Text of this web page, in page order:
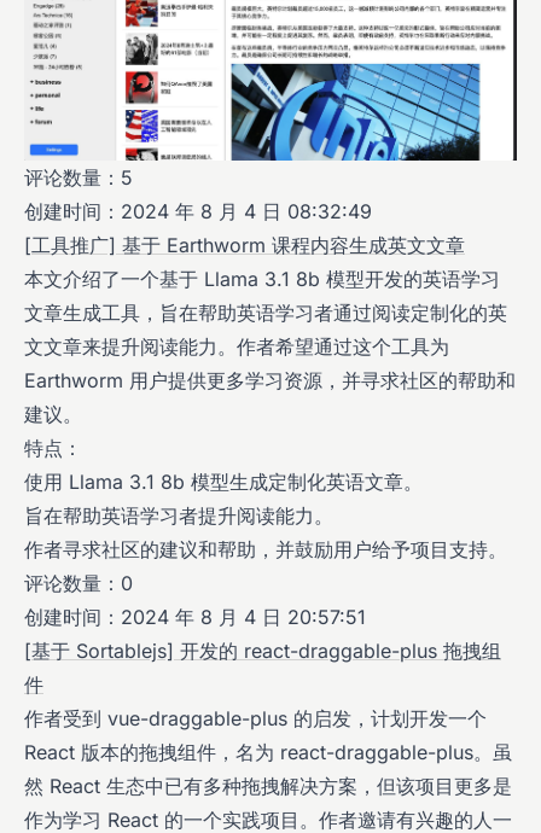
评论数量：5
创建时间：2024 年 8 月 4 日 08:32:49
[工具推广] 基于 Earthworm 课程内容生成英文文章
本文介绍了一个基于 Llama 3.1 8b 模型开发的英语学习
文章生成工具，旨在帮助英语学习者通过阅读定制化的英
文文章来提升阅读能力。作者希望通过这个工具为
Earthworm 用户提供更多学习资源，并寻求社区的帮助和
建议。
特点：
使用 Llama 3.1 8b 模型生成定制化英语文章。
旨在帮助英语学习者提升阅读能力。
作者寻求社区的建议和帮助，并鼓励用户给予项目支持。
评论数量：0
创建时间：2024 年 8 月 4 日 20:57:51
[基于 Sortablejs] 开发的 react-draggable-plus 拖拽组
件
作者受到 vue-draggable-plus 的启发，计划开发一个
React 版本的拖拽组件，名为 react-draggable-plus。虽
然 React 生态中已有多种拖拽解决方案，但该项目更多是
作为学习 React 的一个实践项目。作者邀请有兴趣的人一